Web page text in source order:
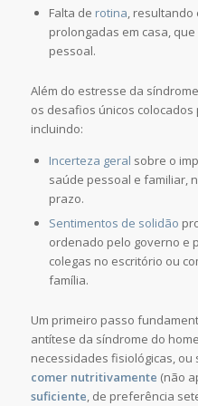
Falta de rotina, resultando
prolongadas em casa,
pessoal.
Além do estresse da
os desafios únicos
incluindo:
Incerteza geral sobre o
saúde pessoal e familiar,
prazo.
Sentimentos de solidão
ordenado pelo governo e
colegas no escritório ou
família.
Um primeiro passo
antítese da síndrome do
necessidades fisiológicas,
comer nutritivamente (não
suficiente, de preferência